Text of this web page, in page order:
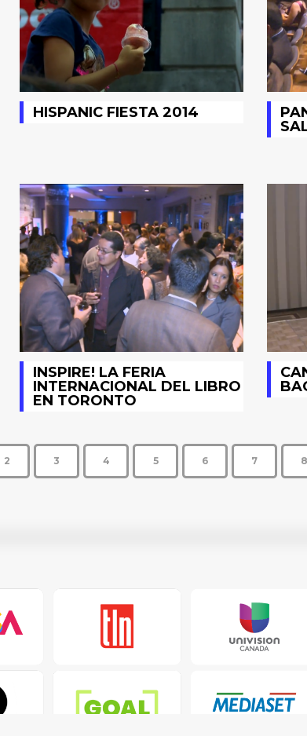
HISPANIC FIESTA 2014
INSPIRE! LA FERIA
INTERNACIONAL DEL LIBRO
EN TORONTO
2 3 4 5 6 7 8